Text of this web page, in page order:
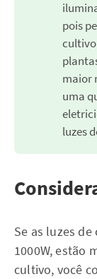
pois
maior
uma
luzes
Se as luzes
1000W, estão
cultivo, você